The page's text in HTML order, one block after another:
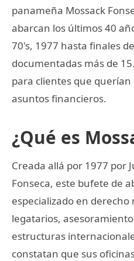
panameña Mossack
abarcan los últimos 40
70's, 1977 hasta finales
documentadas más de
para clientes que
asuntos financieros.
¿Qué es
Creada allá por 1977 por
Fonseca, este bufete de
especializado en
legatarios,
estructuras
constatan que sus